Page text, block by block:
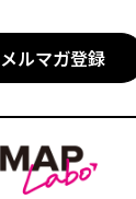
メルマガ登録